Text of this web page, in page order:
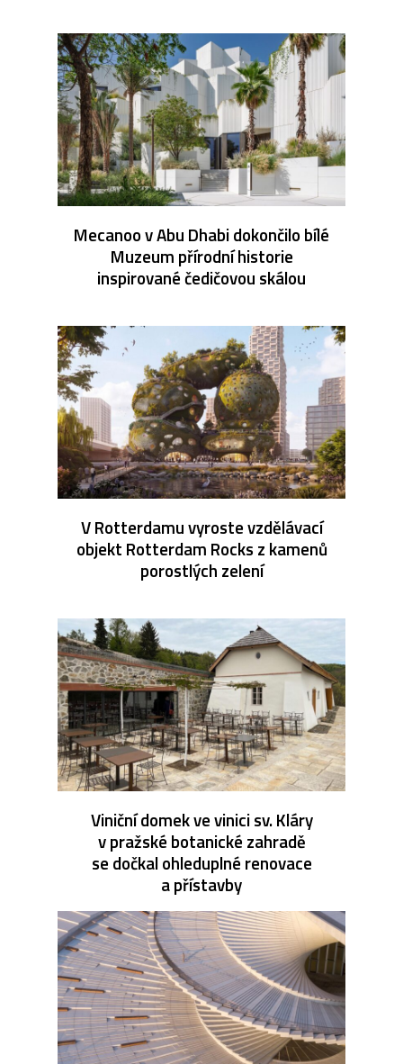
Mecanoo v Abu Dhabi dokončilo bílé
Muzeum přírodní historie
inspirované čedičovou skálou
V Rotterdamu vyroste vzdělávací
objekt Rotterdam Rocks z kamenů
porostlých zelení
Viniční domek ve vinici sv. Kláry
v pražské botanické zahradě
se dočkal ohleduplné renovace
a přístavby